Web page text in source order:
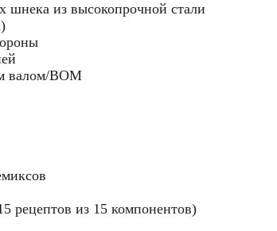
шнека из высокопрочной стали
валом/ВОМ
рецептов из 15 компонентов)